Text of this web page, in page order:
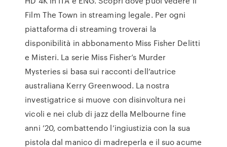
Film The Town in streaming legale. Per ogni
piattaforma di streaming troverai la
disponibilità in abbonamento Miss Fisher Delitti
e Misteri. La serie Miss Fisher’s Murder
Mysteries si basa sui racconti dell’autrice
australiana Kerry Greenwood. La nostra
investigatrice si muove con disinvoltura nei
vicoli e nei club di jazz della Melbourne fine
anni ’20, combattendo l’ingiustizia con la sua
pistola dal manico di madreperla e il suo acume